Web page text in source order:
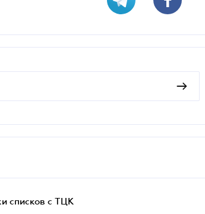
списков c ТЦК